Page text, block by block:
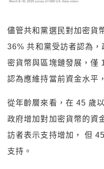
儘管共和黨選民對加密貨
36% 共和黨受訪者認為
密貨幣與區塊鏈發展，僅
認為應維持當前資金水平
從年齡層來看，在 45 歲
政府增加對加密貨幣的資
訪者表示支持增加， 但
支持。